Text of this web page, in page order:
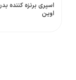
اسپری برنزه کننده
اوین